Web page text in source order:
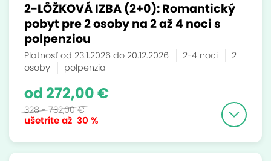
2-LÔŽKOVÁ IZBA (2+0): Romantický
pobyt pre 2 osoby na 2 až 4 noci s
polpenziou
Platnosť od 23.1.2026 do 20.12.2026 2-4 noci
2
osoby
polpenzia
ušetríte až 30 %
od 272,00 €
328 - 732,00 €